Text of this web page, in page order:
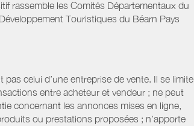
rassemble les Comités Départementaux du
Touristiques du Béarn Pays
celui d’une entreprise de vente. Il se limite
entre acheteur et vendeur ; ne peut
concernant les annonces mises en ligne,
ou prestations proposées ; n’apporte